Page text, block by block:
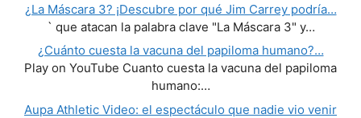
¿La Máscara 3? ¡Descubre por qué Jim Carrey podría…
` que atacan la palabra clave "La Máscara 3" y…
¿Cuánto cuesta la vacuna del papiloma humano?…
Play on YouTube Cuanto cuesta la vacuna del papiloma
humano:…
Aupa Athletic Video: el espectáculo que nadie vio venir